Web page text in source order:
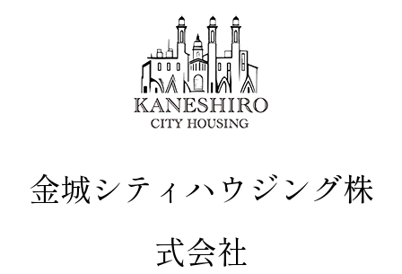
金城シティハウジング株
式会社